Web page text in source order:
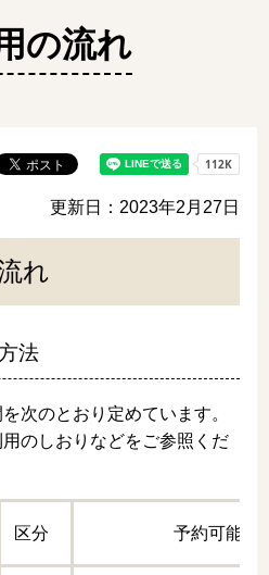
の流れ
更新日：2023年2月27日
れ
法
次のとおり定めています。
のしおりなどをご参照くだ
区分 予約可能